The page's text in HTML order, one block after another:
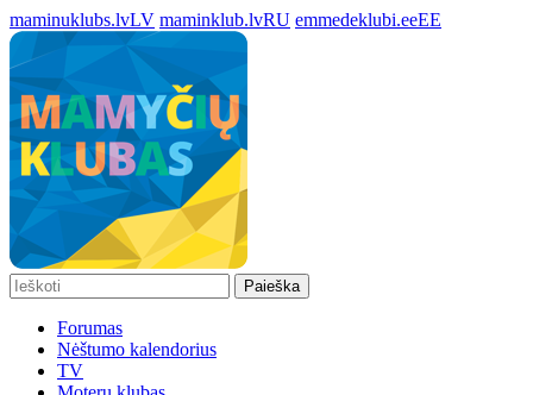
maminuklubs.lvLV maminklub.lvRU emmedeklubi.eeEE
Paieška
Forumas
Nėštumo kalendorius
TV